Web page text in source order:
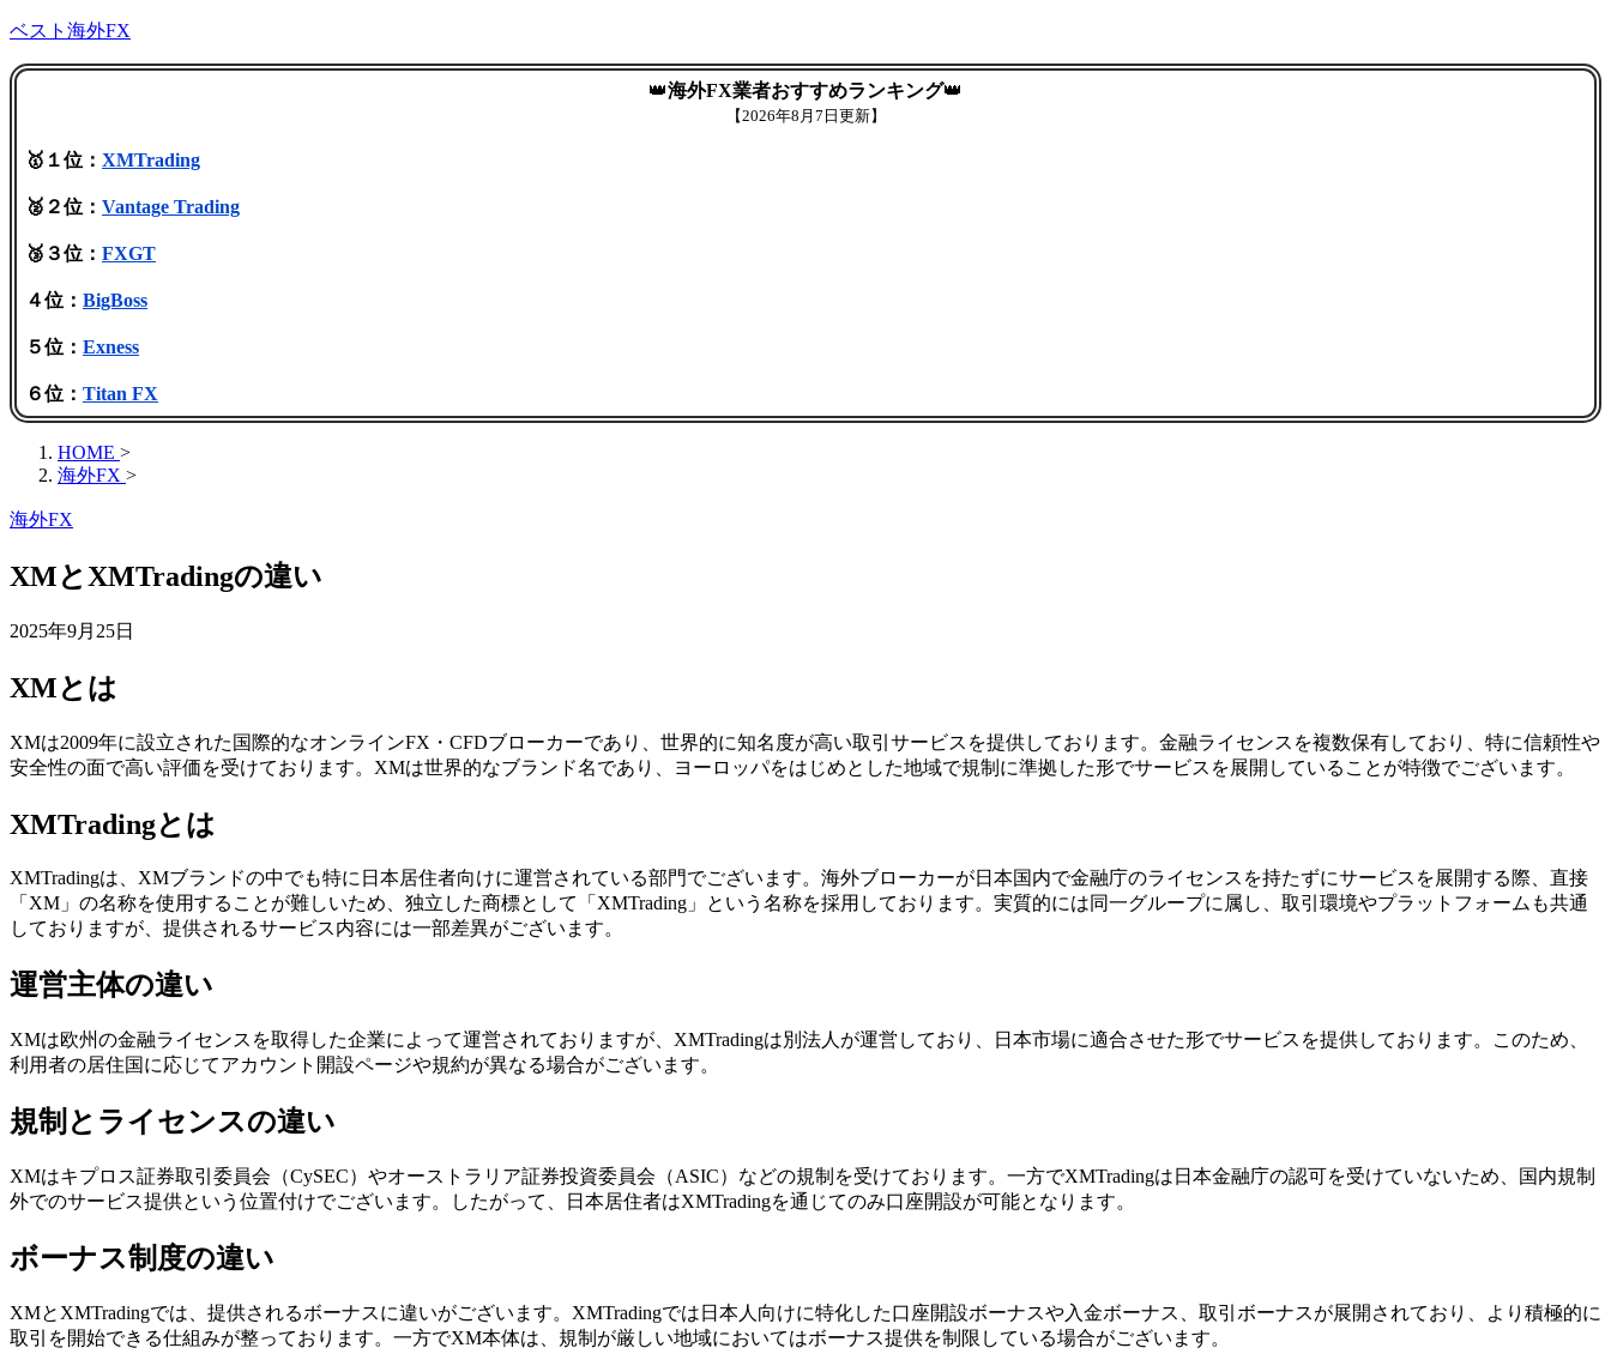
ベスト海外FX
👑海外FX業者おすすめランキング👑
【2026年8月7日更新】
🥇１位： XMTrading
🥈２位： Vantage Trading
🥉３位： FXGT
４位： BigBoss
５位： Exness
６位： Titan FX
HOME >
海外FX >
海外FX
XMとXMTradingの違い
2025年9月25日
XMとは
XMは2009年に設立された国際的なオンラインFX・CFDブローカーであり、世界的に知名度が高い取引サービスを提供しております。金融ライセンスを複数保有しており、特に信頼性や
安全性の面で高い評価を受けております。XMは世界的なブランド名であり、ヨーロッパをはじめとした地域で規制に準拠した形でサービスを展開していることが特徴でございます。
XMTradingとは
XMTradingは、XMブランドの中でも特に日本居住者向けに運営されている部門でございます。海外ブローカーが日本国内で金融庁のライセンスを持たずにサービスを展開する際、直接
「XM」の名称を使用することが難しいため、独立した商標として「XMTrading」という名称を採用しております。実質的には同一グループに属し、取引環境やプラットフォームも共通
しておりますが、提供されるサービス内容には一部差異がございます。
運営主体の違い
XMは欧州の金融ライセンスを取得した企業によって運営されておりますが、XMTradingは別法人が運営しており、日本市場に適合させた形でサービスを提供しております。このため、
利用者の居住国に応じてアカウント開設ページや規約が異なる場合がございます。
規制とライセンスの違い
XMはキプロス証券取引委員会（CySEC）やオーストラリア証券投資委員会（ASIC）などの規制を受けております。一方でXMTradingは日本金融庁の認可を受けていないため、国内規制
外でのサービス提供という位置付けでございます。したがって、日本居住者はXMTradingを通じてのみ口座開設が可能となります。
ボーナス制度の違い
XMとXMTradingでは、提供されるボーナスに違いがございます。XMTradingでは日本人向けに特化した口座開設ボーナスや入金ボーナス、取引ボーナスが展開されており、より積極的に
取引を開始できる仕組みが整っております。一方でXM本体は、規制が厳しい地域においてはボーナス提供を制限している場合がございます。